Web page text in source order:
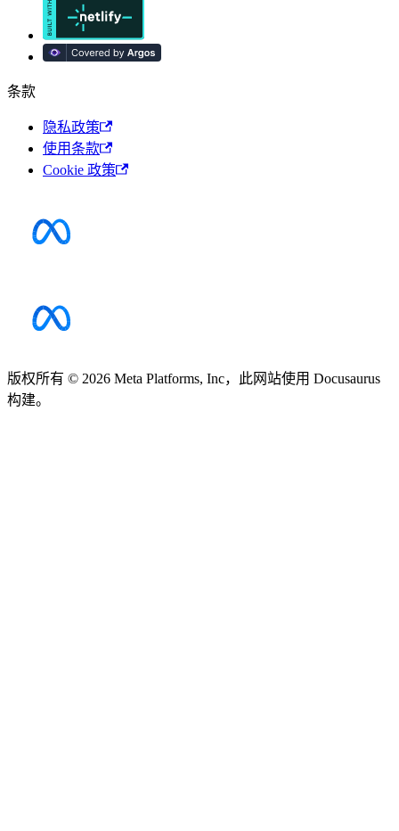
条款
隐私政策
使用条款
Cookie 政策
版权所有 © 2026 Meta Platforms, Inc，此网站使用 Docusaurus
构建。